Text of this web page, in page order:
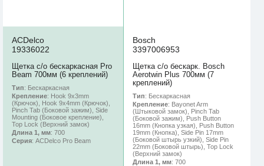
ACDelco
19336022
Щетка с/о бескаркасная Pro
Beam 700мм (6 креплений)
Тип: Бескаркасная
Крепление: Hook 9x3mm
(Крючок), Hook 9x4mm (Крючок),
Pinch Tab (Боковой зажим), Side
Mounting (Боковое крепление),
Top Lock (Верхний замок)
Длина 1, мм: 700
Серия: ACDelco Pro Beam
Bosch
3397006953
Щетка с/о бескарк. Bosch
Aerotwin Plus 700мм (7
креплений)
Тип: Бескаркасная
Крепление: Bayonet Arm
(Штыковой замок), Pinch Tab
(Боковой зажим), Push Button
16mm (Кнопка узкая), Push Button
19mm (Кнопка), Side Pin 17mm
(Боковой штырь узкий), Side Pin
22mm (Боковой штырь), Top Lock
(Верхний замок)
Длина 1, мм: 700